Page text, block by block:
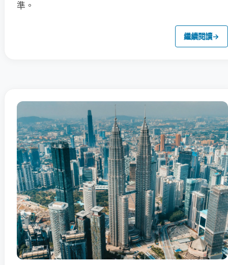
準。
繼續閱讀→